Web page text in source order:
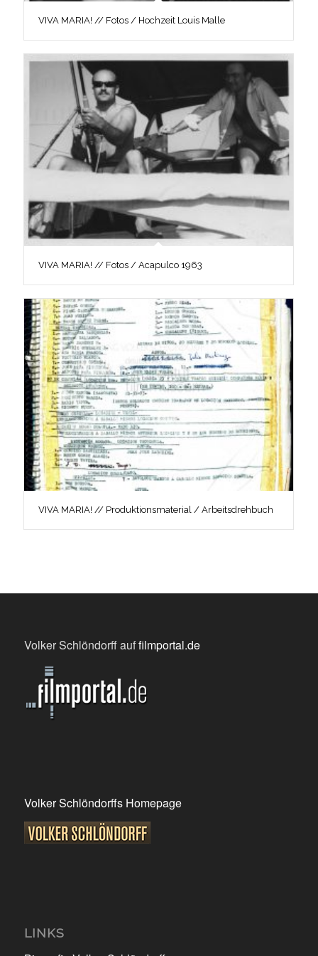
VIVA MARIA! // Fotos / Hochzeit Louis Malle
VIVA MARIA! // Fotos / Acapulco 1963
VIVA MARIA! // Produktionsmaterial / Arbeitsdrehbuch
Volker Schlöndorff auffilmportal.de
Volker Schlöndorffs Homepage
LINKS